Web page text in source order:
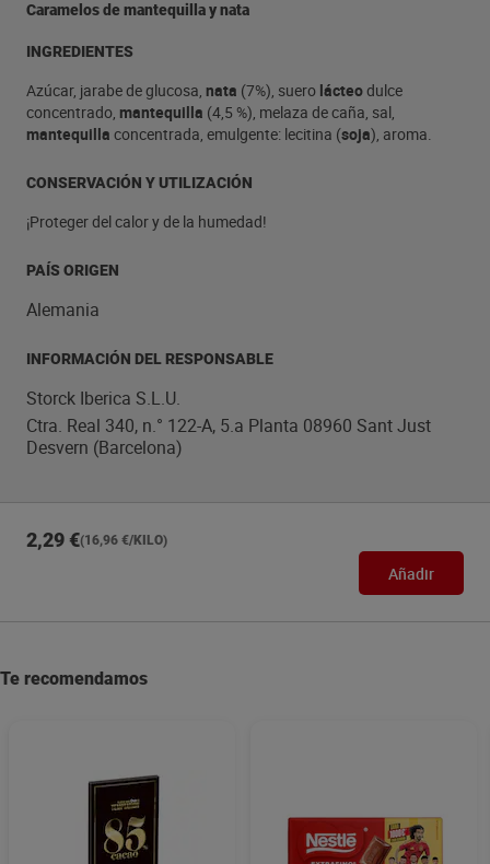
Caramelos de mantequilla y nata
INGREDIENTES
Azúcar, jarabe de glucosa, nata (7%), suero lácteodulce
concentrado, mantequilla (4,5 %), melaza de caña, sal,
mantequilla concentrada, emulgente: lecitina (soja), aroma.
CONSERVACIÓN Y UTILIZACIÓN
¡Proteger del calor y de la humedad!
PAÍS ORIGEN
Alemania
INFORMACIÓN DEL RESPONSABLE
Storck Iberica S.L.U.
Ctra. Real 340, n.° 122-A, 5.a Planta 08960 Sant Just
Desvern (Barcelona)
2,29 €(16,96 €/KILO)
Añadir
Te recomendamos